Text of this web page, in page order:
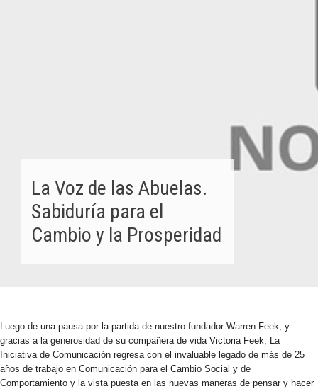
La Voz de las Abuelas.
Sabiduría para el
Cambio y la Prosperidad
Luego de una pausa por la partida de nuestro fundador Warren Feek, y
gracias a la generosidad de su compañera de vida Victoria Feek, La
Iniciativa de Comunicación regresa con el invaluable legado de más de 25
años de trabajo en Comunicación para el Cambio Social y de
Comportamiento y la vista puesta en las nuevas maneras de pensar y hacer